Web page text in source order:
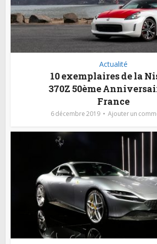
Actualité
10 exemplaires de la
370Z 50ème
France
6 décembre 2019 Ajouter un